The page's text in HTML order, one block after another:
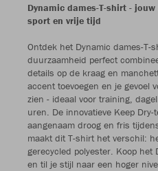
Dynamic dames-T-shirt -
sport en vrije tijd
Ontdek het Dynamic dames-T-
duurzaamheid perfect
details op de kraag en
accent toevoegen en je gevoel
zien - ideaal voor training,
uren. De innovatieve Keep
aangenaam droog en fris
maakt dit T-shirt het verschil:
gerecycled polyester. Koop het
en til je stijl naar een hoger